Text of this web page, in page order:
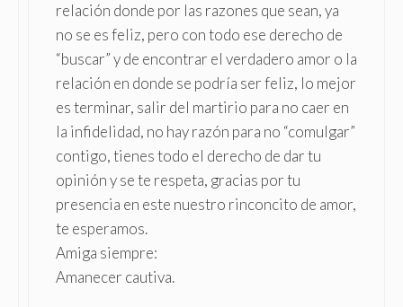
relación donde por las razones que sean, ya
no se es feliz, pero con todo ese derecho de
“buscar” y de encontrar el verdadero amor o la
relación en donde se podría ser feliz, lo mejor
es terminar, salir del martirio para no caer en
la infidelidad, no hay razón para no “comulgar”
contigo, tienes todo el derecho de dar tu
opinión y se te respeta, gracias por tu
presencia en este nuestro rinconcito de amor,
te esperamos.
Amiga siempre:
Amanecer cautiva.